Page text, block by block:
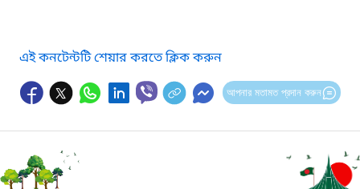
এই কনটেন্টটি শেয়ার করতে ক্লিক করুন
আপনার মতামত প্রদান করুন